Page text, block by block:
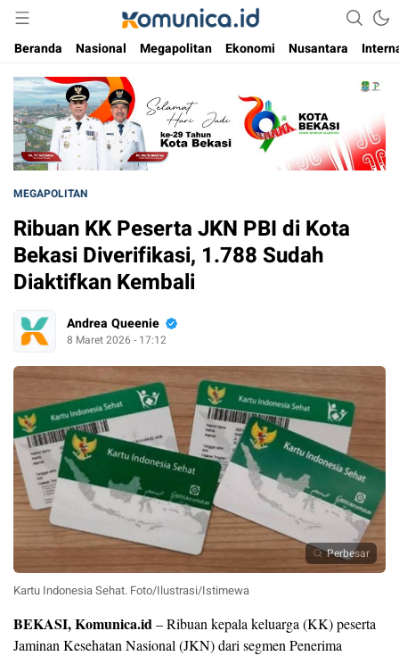
Komunica
Media Informasi Masa Kini
Beranda
Nasional Megapolitan Ekonomi Nusantara
MEGAPOLITAN
Ribuan KK Peserta JKN PBI di Kota
Bekasi Diverifikasi, 1.788 Sudah
Diaktifkan Kembali
Andrea Queenie
8 Maret 2026 - 17:12
Perbesar
Kartu Indonesia Sehat. Foto/Ilustrasi/Istimewa
BEKASI, Komunica.id– Ribuan kepala keluarga (KK) peserta
Jaminan Kesehatan Nasional (JKN) dari segmen Penerima